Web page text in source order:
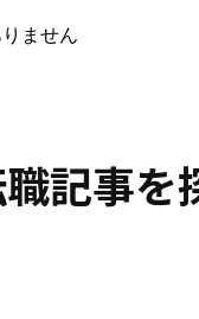
ません
記事を